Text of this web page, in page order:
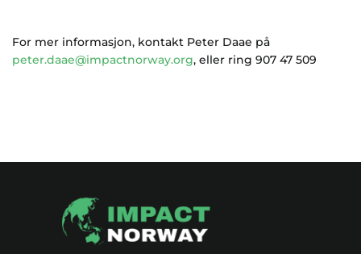
For mer informasjon, kontakt Peter Daae på
peter.daae@impactnorway.org, eller ring 907 47 509